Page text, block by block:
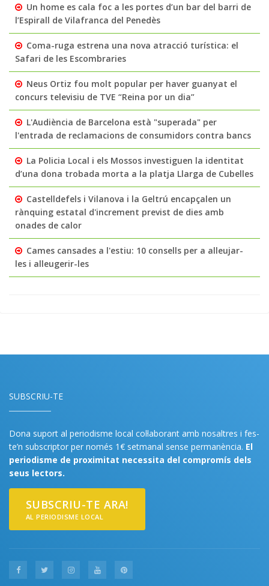
Un home es cala foc a les portes d’un bar del barri de
l’Espirall de Vilafranca del Penedès
Coma-ruga estrena una nova atracció turística: el
Safari de les Escombraries
Neus Ortiz fou molt popular per haver guanyat el
concurs televisiu de TVE “Reina por un dia”
L'Audiència de Barcelona està "superada" per
l'entrada de reclamacions de consumidors contra bancs
La Policia Local i els Mossos investiguen la identitat
d’una dona trobada morta a la platja Llarga de Cubelles
Castelldefels i Vilanova i la Geltrú encapçalen un
rànquing estatal d'increment previst de dies amb
onades de calor
Cames cansades a l'estiu: 10 consells per a alleujar-
les i alleugerir-les
SUBSCRIU-TE
Dona suport al periodisme local col·laborant amb nosaltres i fes-
te’n subscriptor per només 1€ setmanal sense permanència. El
periodisme de proximitat necessita del compromís dels
seus lectors.
SUBSCRIU-TE ARA!
AL PERIODISME LOCAL